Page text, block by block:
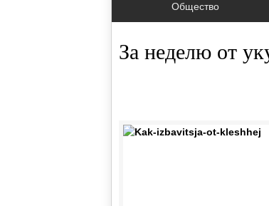
Общество
За неделю от